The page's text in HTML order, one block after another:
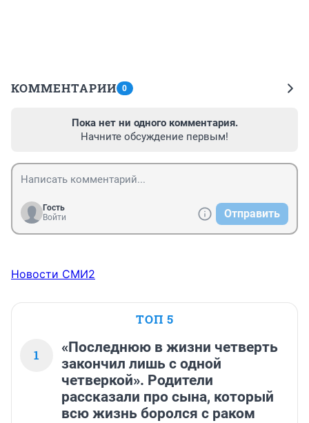
КОММЕНТАРИИ 0
Пока нет ни одного комментария.
Начните обсуждение первым!
Гость
Войти
Отправить
Новости СМИ2
ТОП 5
1
«Последнюю в жизни четверть
закончил лишь с одной
четверкой». Родители
рассказали про сына, который
всю жизнь боролся с раком